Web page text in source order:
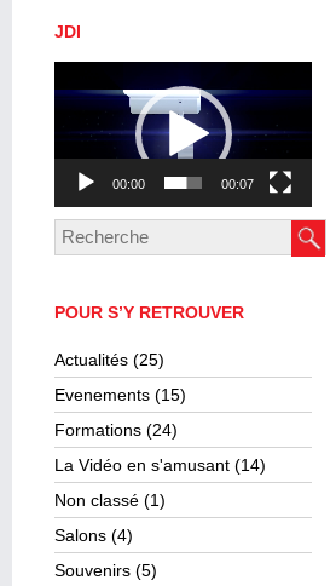
JDI
vidéo
00:00 00:07
POUR S’Y RETROUVER
Actualités (25)
Evenements (15)
Formations (24)
La Vidéo en s'amusant (14)
Non classé (1)
Salons (4)
Souvenirs (5)